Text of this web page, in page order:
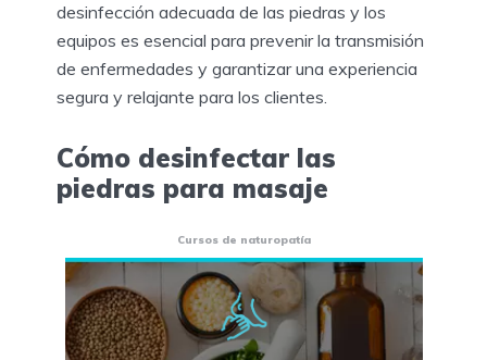
desinfección adecuada de las piedras y los
equipos es esencial para prevenir la transmisión
de enfermedades y garantizar una experiencia
segura y relajante para los clientes.
Cómo desinfectar las
piedras para masaje
Cursos de naturopatía